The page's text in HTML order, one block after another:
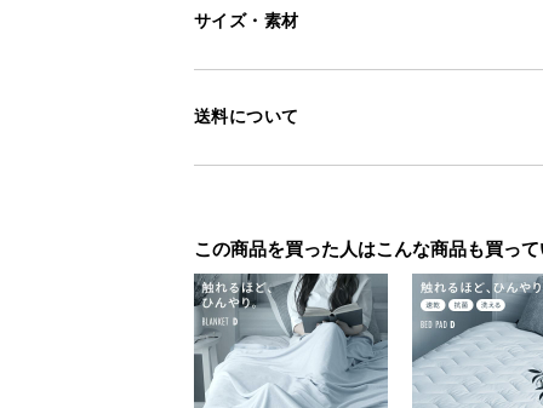
サイズ・素材
送料について
この商品を買った人はこんな商品も買っ